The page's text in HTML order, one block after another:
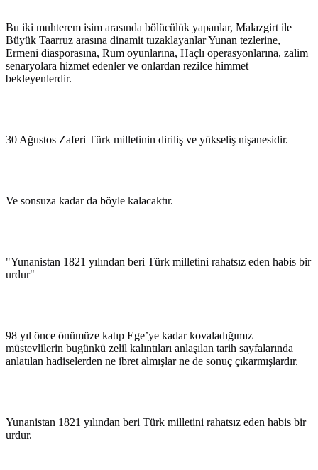
Bu iki muhterem isim arasında bölücülük yapanlar, Malazgirt ile
Büyük Taarruz arasına dinamit tuzaklayanlar Yunan tezlerine,
Ermeni diasporasına, Rum oyunlarına, Haçlı operasyonlarına, zalim
senaryolara hizmet edenler ve onlardan rezilce himmet
bekleyenlerdir.
30 Ağustos Zaferi Türk milletinin diriliş ve yükseliş nişanesidir.
Ve sonsuza kadar da böyle kalacaktır.
"Yunanistan 1821 yılından beri Türk milletini rahatsız eden habis bir
urdur"
98 yıl önce önümüze katıp Ege’ye kadar kovaladığımız
müstevlilerin bugünkü zelil kalıntıları anlaşılan tarih sayfalarında
anlatılan hadiselerden ne ibret almışlar ne de sonuç çıkarmışlardır.
Yunanistan 1821 yılından beri Türk milletini rahatsız eden habis bir
urdur.